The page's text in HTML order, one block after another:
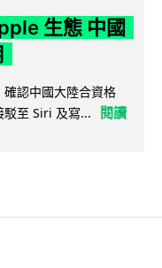
生態 中國
認中國大陸合資格
駁至 Siri 及寫...
閱讀